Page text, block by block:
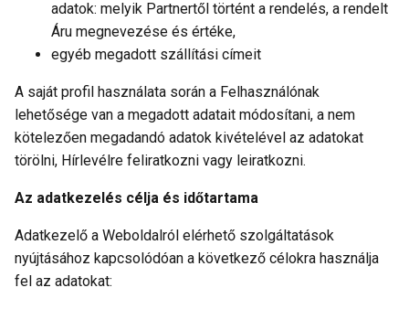
adatok: melyik Partnertől történt a rendelés, a rendelt
Áru megnevezése és értéke,
egyéb megadott szállítási címeit
A saját profil használata során a Felhasználónak
lehetősége van a megadott adatait módosítani, a nem
kötelezően megadandó adatok kivételével az adatokat
törölni, Hírlevélre feliratkozni vagy leiratkozni.
Az adatkezelés célja és időtartama
Adatkezelő a Weboldalról elérhető szolgáltatások
nyújtásához kapcsolódóan a következő célokra használja
fel az adatokat: